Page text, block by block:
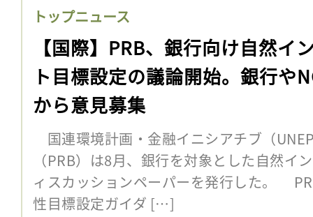
トップニュース
【国際】PRB、銀行向け自然イ
ト目標設定の議論開始。銀行や
から意見募集
国連環境計画・金融イニシアチブ（
（PRB）は8月、銀行を対象とした自然イ
ィスカッションペーパーを発行した。
性目標設定ガイダ […]